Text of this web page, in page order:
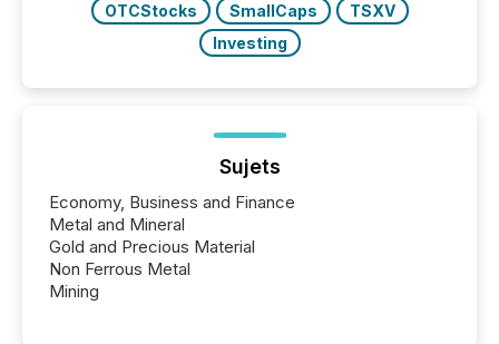
OTCStocks
SmallCaps
TSXV
Investing
Sujets
Economy, Business and Finance
Metal and Mineral
Gold and Precious Material
Non Ferrous Metal
Mining